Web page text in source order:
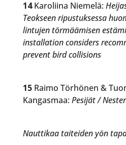
14Karoliina Niemelä:
Teokseen ripustuksessa
lintujen törmäämisen
installation considers
prevent bird collisions
15Raimo Törhönen &
Kangasmaa: Pesijät /
Nauttikaa taiteiden yön